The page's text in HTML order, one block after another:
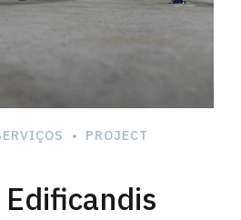
PROJECT
Edificandis